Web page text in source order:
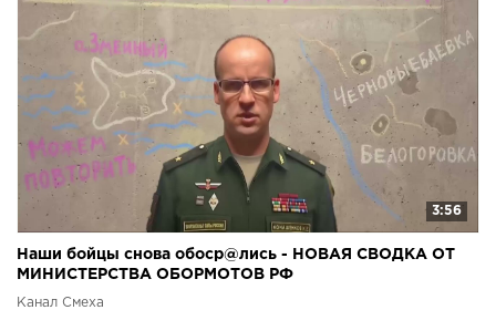
3:56
Наши бойцы снова обоср@лись - НОВАЯ СВОДКА ОТ
МИНИСТЕРСТВА ОБОРМОТОВ РФ
Канал Смеха